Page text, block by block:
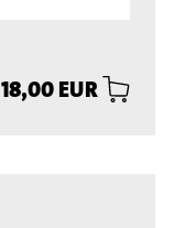
18,00 EUR